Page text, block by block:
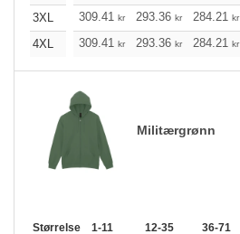
3XL
309.41 kr 293.36 kr 284.21 kr
4XL
309.41 kr 293.36 kr 284.21 kr
Militærgrønn
Størrelse 1-11 12-35 36-71